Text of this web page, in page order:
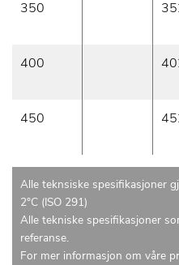
350
400
450
Alle teknsiske spesifikasjoner
2°C (ISO 291)
Alle tekniske spesifikasjoner
referanse.
For mer informasjon om våre